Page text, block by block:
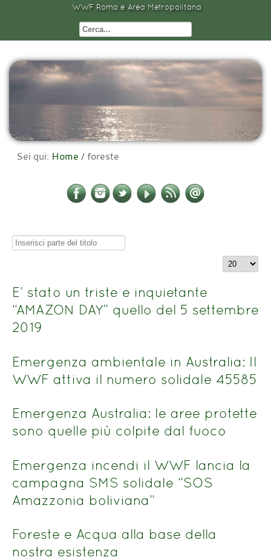
WWF Roma e Area Metropolitana
Sei qui: Home / foreste
Inserisci
titolo
Visualizza
E’ stato un triste e inquietante
“AMAZON DAY” quello del 5 settembre
2019
Emergenza ambientale in Australia: Il
WWF attiva il numero solidale 45585
Emergenza Australia: le aree protette
sono quelle più colpite dal fuoco
Emergenza incendi il WWF lancia la
campagna SMS solidale “SOS
Amazzonia boliviana”
Foreste e Acqua alla base della
nostra esistenza